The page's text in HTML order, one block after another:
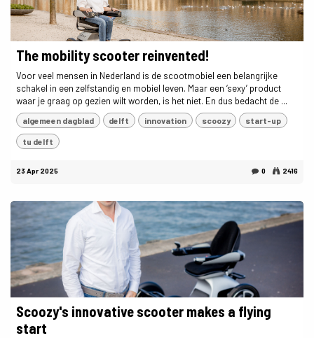
The mobility scooter reinvented!
Voor veel mensen in Nederland is de scootmobiel een belangrijke
schakel in een zelfstandig en mobiel leven. Maar een ‘sexy’ product
waar je graag op gezien wilt worden, is het niet. En dus bedacht de ...
algemeen dagblad delft innovation scoozy start-up
tu delft
23 Apr 2025 0 2416
Scoozy's innovative scooter makes a flying
start